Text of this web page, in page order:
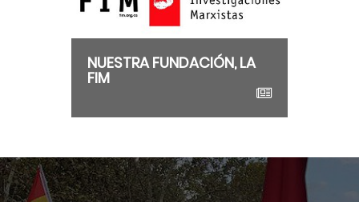
NUESTRA FUNDACIÓN, LA
FIM